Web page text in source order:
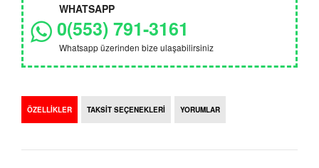
WHATSAPP
0(553) 791-3161
Whatsapp üzerinden bize ulaşabilirsiniz
ÖZELLİKLER TAKSİT SEÇENEKLERİ YORUMLAR